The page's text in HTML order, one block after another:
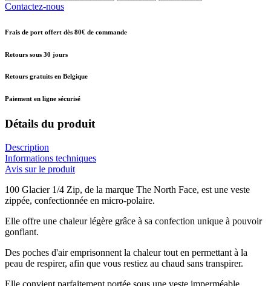
Contactez-nous
Frais de port offert dès 80€ de commande
Retours sous 30 jours
Retours gratuits en Belgique
Paiement en ligne sécurisé
Détails du produit
Description
Informations techniques
Avis sur le produit
100 Glacier 1/4 Zip, de la marque The North Face, est une veste
zippée, confectionnée en micro-polaire.
Elle offre une chaleur légère grâce à sa confection unique à pouvoir
gonflant.
Des poches d'air emprisonnent la chaleur tout en permettant à la
peau de respirer, afin que vous restiez au chaud sans transpirer.